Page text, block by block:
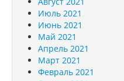
Июль 2021
Июнь 2021
Май 2021
Апрель 2021
Март 2021
Февраль 2021